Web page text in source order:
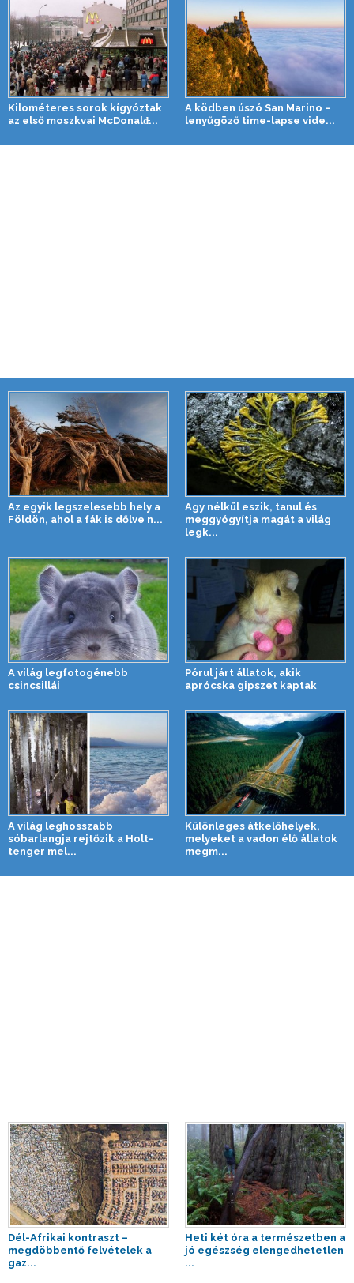
Kilométeres sorok kígyóztak
az első moszkvai McDonald̵...
A ködben úszó San Marino –
lenyűgöző time-lapse vide...
Az egyik legszelesebb hely a
Földön, ahol a fák is dőlve n...
Agy nélkül eszik, tanul és
meggyógyítja magát a világ
legk...
A világ legfotogénebb
csincsillái
Pórul járt állatok, akik
aprócska gipszet kaptak
A világ leghosszabb
sóbarlangja rejtőzik a Holt-
tenger mel...
Különleges átkelőhelyek,
melyeket a vadon élő állatok
megm...
Dél-Afrikai kontraszt –
megdöbbentő felvételek a
gaz...
Heti két óra a természetben a
jó egészség elengedhetetlen
...